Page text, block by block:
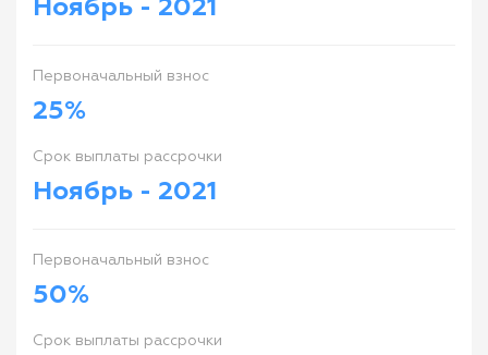
Ноябрь - 2021
Первоначальный взнос
25%
Cрок выплаты рассрочки
Ноябрь - 2021
Первоначальный взнос
50%
Cрок выплаты рассрочки